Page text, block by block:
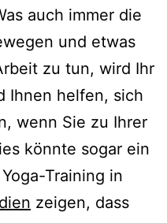
auch immer die
und etwas
zu tun, wird Ihr
Ihnen helfen, sich
wenn Sie zu Ihrer
könnte sogar ein
Training in
zeigen, dass